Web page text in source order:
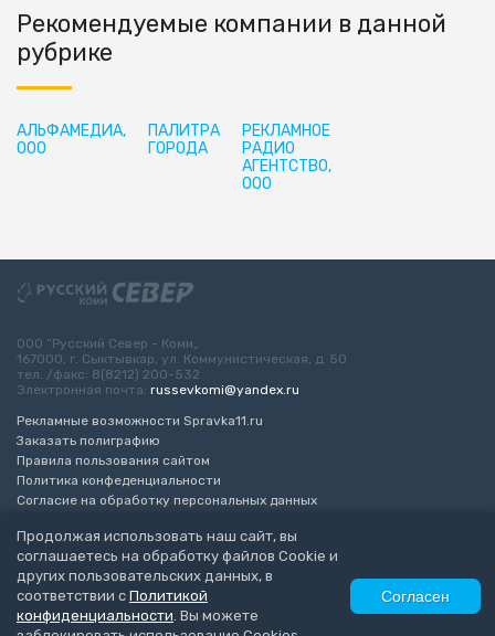
Рекомендуемые компании в данной
рубрике
АЛЬФАМЕДИА,
ООО
ПАЛИТРА
ГОРОДА
РЕКЛАМНОЕ
РАДИО
АГЕНТСТВО,
ООО
Продолжая использовать наш сайт, вы
соглашаетесь на обработку файлов Cookie и
других пользовательских данных, в
соответствии с Политикой
конфиденциальности. Вы можете
Согласен
ООО “Русский Север - Коми„
167000, г. Сыктывкар, ул. Коммунистическая, д. 50
тел. /факс: 8(8212) 200-532
Электронная почта: russevkomi@yandex.ru
Рекламные возможности Spravka11.ru
Заказать полиграфию
Правила пользования сайтом
Политика конфеденциальности
Согласие на обработку персональных данных
Разработка сайта“ЭкспертБизнесГрупп”
© 2010-2026 Русский Север - Коми